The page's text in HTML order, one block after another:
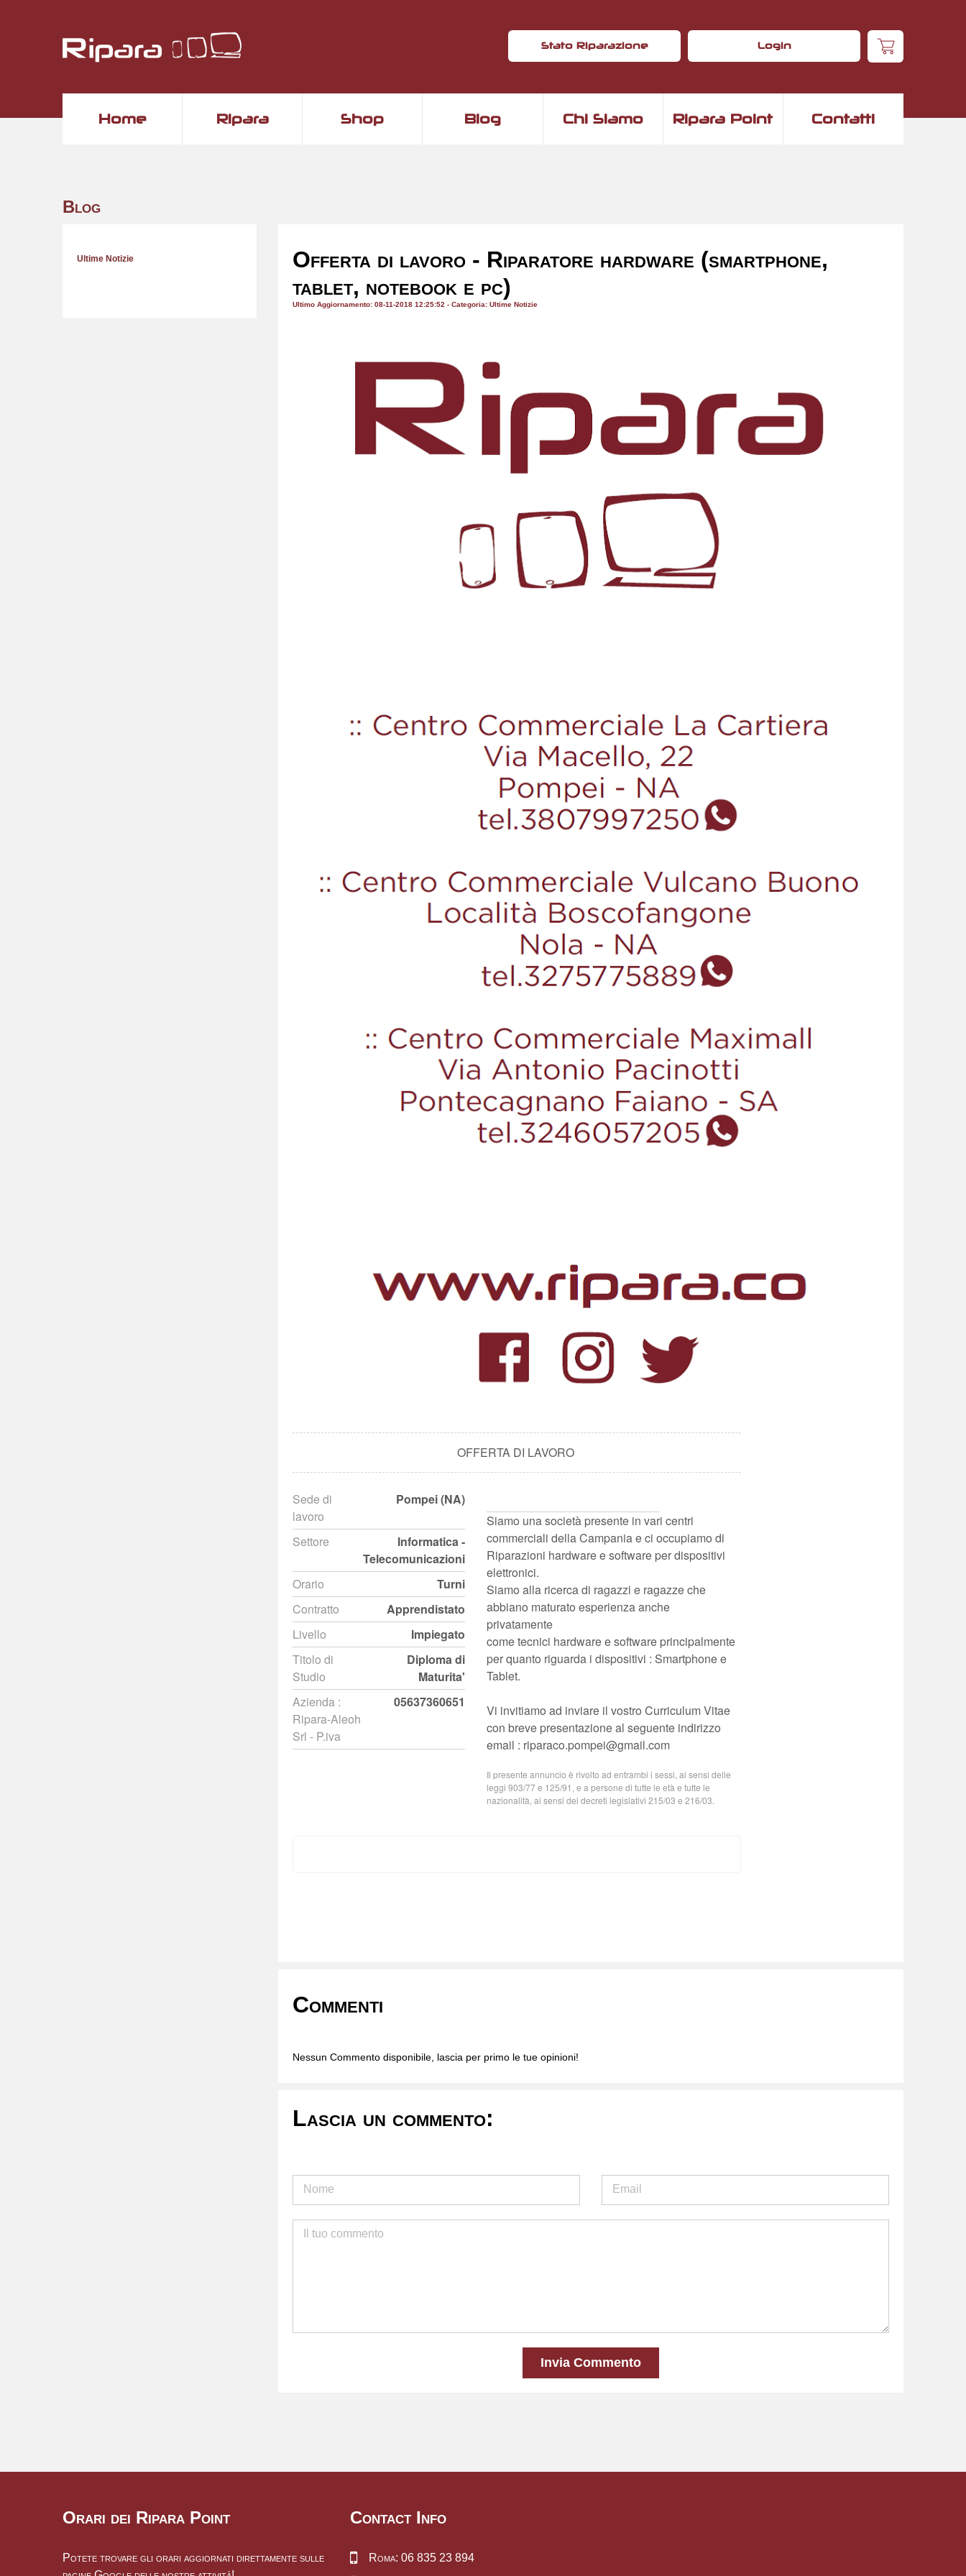
Stato Riparazione Login
Home Ripara Shop Blog Chi Siamo Ripara Point Contatti
Blog
Ultime Notizie
Offerta di lavoro - Riparatore hardware (smartphone,
tablet, notebook e pc)
Ultimo Aggiornamento: 08-11-2018 12:25:52 - Categoria: Ultime Notizie
OFFERTA DI LAVORO
Sede di
lavoro
Pompei (NA)
Settore
Informatica -
Telecomunicazioni
Orario
Turni
Contratto
Apprendistato
Livello
Impiegato
Titolo di
Studio
Diploma di
Maturita'
Azienda :
Ripara-Aleoh
Srl - P.iva
05637360651
Siamo una società presente in vari centri
commerciali della Campania e ci occupiamo di
Riparazioni hardware e software per dispositivi
elettronici.
Siamo alla ricerca di ragazzi e ragazze che
abbiano maturato esperienza anche
privatamente
come tecnici hardware e software principalmente
per quanto riguarda i dispositivi : Smartphone e
Tablet.
Vi invitiamo ad inviare il vostro Curriculum Vitae
con breve presentazione al seguente indirizzo
email : riparaco.pompei@gmail.com
Il presente annuncio è rivolto ad entrambi i sessi, ai sensi delle
leggi 903/77 e 125/91, e a persone di tutte le età e tutte le
nazionalità, ai sensi dei decreti legislativi 215/03 e 216/03.
Commenti
Nessun Commento disponibile, lascia per primo le tue opinioni!
Lascia un commento:
Invia Commento
Orari dei Ripara Point
Potete trovare gli orari aggiornati direttamente sulle
Contact Info
Roma: 06 835 23 894